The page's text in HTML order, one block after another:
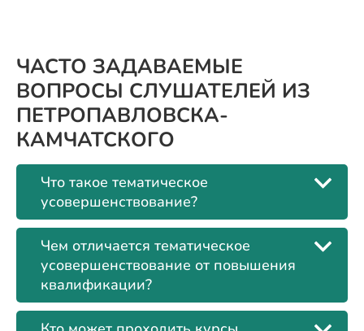
ЧАСТО ЗАДАВАЕМЫЕ
ВОПРОСЫ СЛУШАТЕЛЕЙ ИЗ
ПЕТРОПАВЛОВСКА-
КАМЧАТСКОГО
Что такое тематическое
усовершенствование?
Чем отличается тематическое
усовершенствование от повышения
квалификации?